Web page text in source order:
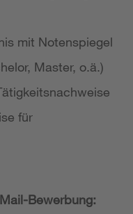
mit Notenspiegel
Master, o.ä.)
für
Bewerbung: